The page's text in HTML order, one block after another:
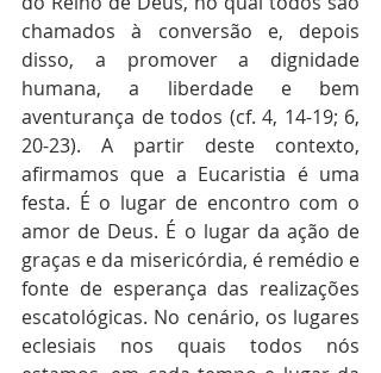
chamados à conversão e, depois
disso, a promover a dignidade
humana, a liberdade e bem
aventurança de todos (cf. 4, 14-19; 6,
20-23). A partir deste contexto,
afirmamos que a Eucaristia é uma
festa. É o lugar de encontro com o
amor de Deus. É o lugar da ação de
graças e da misericórdia, é remédio e
fonte de esperança das realizações
escatológicas. No cenário, os lugares
eclesiais nos quais todos nós